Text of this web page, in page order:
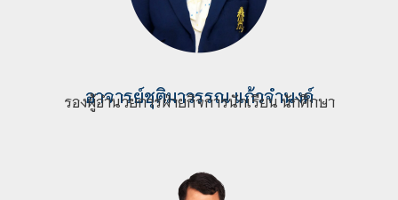
อาจารย์ชุติมาวรรณ แก้วจำนงค์
รองผู้อำนวยการฝ่ายกิจการนักเรียน นักศึกษา